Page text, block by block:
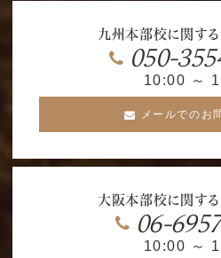
九州本部校に関す
050-
10:00 ～
メールでのお
大阪本部校に関す
06-
10:00 ～